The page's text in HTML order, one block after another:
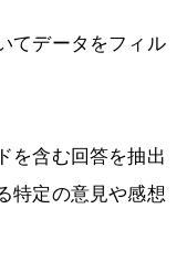
てデータをフィル
を含む回答を抽出
特定の意見や感想